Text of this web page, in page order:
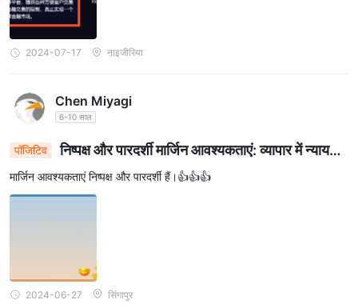
2024-07-17 नाइजीरिया
Chen Miyagi
6-10 साल
पॉजिटिव
निष्पक्ष और पारदर्शी मार्जिन आवश्यकताएं: व्यापार में न्याय
सुनिश्चित करना
मार्जिन आवश्यकताएं निष्पक्ष और पारदर्शी हैं।👍👍👍
2024-06-27 सिंगापुर